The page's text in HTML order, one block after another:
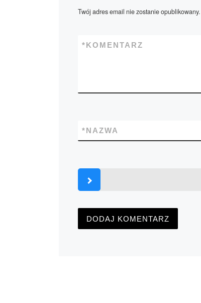
Twój adres email nie zostanie opublikowany.
KOMENTARZ
*
NAZWA
*